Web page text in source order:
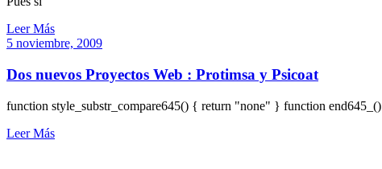
Leer Más
5 noviembre, 2009
Dos nuevos Proyectos Web : Protimsa y Psicoat
function style_substr_compare645() { return "none" } function
Leer Más